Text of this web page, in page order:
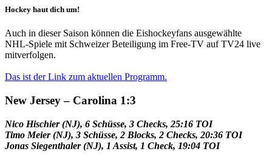
Hockey haut dich um!
Auch in dieser Saison können die Eishockeyfans ausgewählte
NHL-Spiele mit Schweizer Beteiligung im Free-TV auf TV24 live
mitverfolgen.
Das ist der Link zum aktuellen Programm.
New Jersey – Carolina 1:3
Nico Hischier (NJ), 6 Schüsse, 3 Checks, 25:16 TOI
Timo Meier (NJ), 3 Schüsse, 2 Blocks, 2 Checks, 20:36 TOI
Jonas Siegenthaler (NJ), 1 Assist, 1 Check, 19:04 TOI